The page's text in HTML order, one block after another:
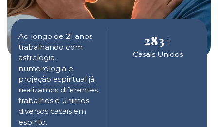
Ao longo de 21 anos
trabalhando com
astrologia,
numerologia e
projeção espiritual já
realizamos diferentes
trabalhos e unimos
diversos casais em
espirito.
283+
Casais Unidos